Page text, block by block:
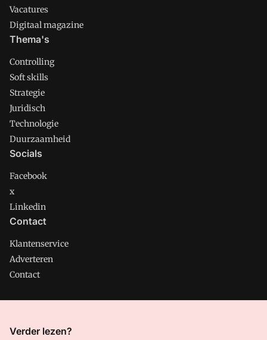
Vacatures
Digitaal magazine
Thema's
Controlling
Soft skills
Strategie
Juridisch
Technologie
Duurzaamheid
Socials
Facebook
x
Linkedin
Contact
Klantenservice
Adverteren
Contact
CMweb is onderdeel van VMN media. Lees in
Verder lezen?